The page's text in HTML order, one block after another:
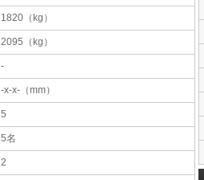
1820（kg）
2095（kg）
-
-x-x-（mm）
5
5名
2